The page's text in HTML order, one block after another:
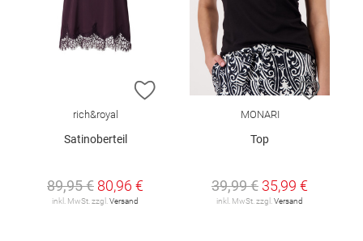
ZUR WUNSCHLISTE HINZUFÜGEN
rich&royal
Satinoberteil
89,95 € 80,96 €
inkl. MwSt. zzgl. Versand
ZUR
MONARI
Top
39,99 € 35,99 €
inkl. MwSt. zzgl. Versand